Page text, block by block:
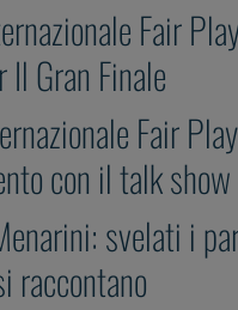
Fair
Il Gran Finale
Fair
con il talk
svelati i
raccontano